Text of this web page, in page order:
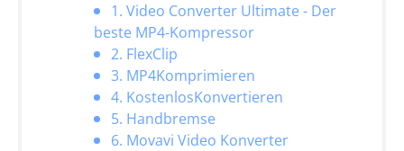
1. Video Converter Ultimate - Der
beste MP4-Kompressor
2. FlexClip
3. MP4Komprimieren
4. KostenlosKonvertieren
5. Handbremse
6. Movavi Video Konverter